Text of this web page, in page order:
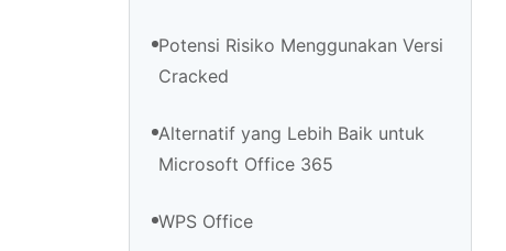
Potensi Risiko Menggunakan Versi
Cracked
Alternatif yang Lebih Baik untuk
Microsoft Office 365
WPS Office